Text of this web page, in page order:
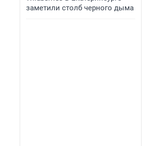
заметили столб черного дыма